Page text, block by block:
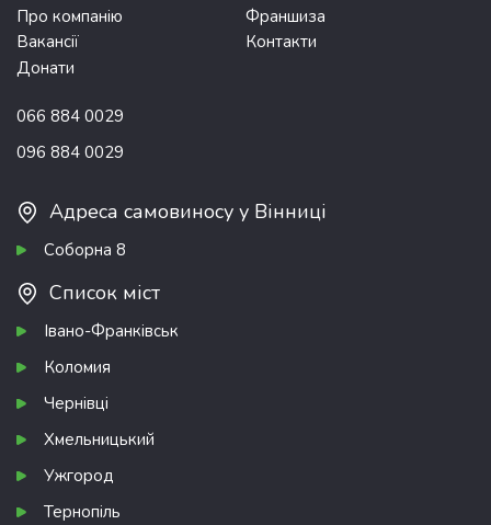
Про компанію
Франшиза
Вакансії
Контакти
Донати
066 884 0029
096 884 0029
Адреса самовиносу у Вінниці
Соборна 8
Список міст
Івано-Франківськ
Коломия
Чернівці
Хмельницький
Ужгород
Тернопіль